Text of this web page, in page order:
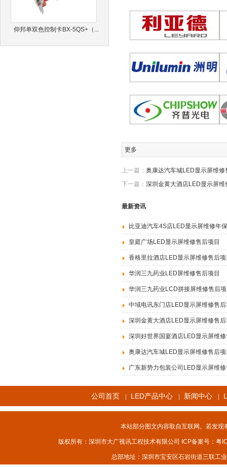
仰邦单双色控制卡BX-5QS+（...
更多
上一篇： 奥康达汽车城LED显示屏维修
下一篇： 深圳金黄大酒店LED显示屏维
最新资讯
比亚迪汽车4S店LED显示屏维修年
皇庭广场LED显示屏维修售后项目
香格里拉酒店LED显示屏维修售后
华润三九药业LED屏维修售后项目
华润三九药业LCD拼接屏维修售后
中域电讯东门店LED显示屏维修售
深圳金黄大酒店LED显示屏维修售
深圳好世界国宴酒店LED显示屏维
奥康达汽车城LED显示屏维修售后
广东新势力包装公司LED显示屏维
公司首页 LED产品中心 新闻中心
本站部分图文内容取自互联网。若发
版权所有：深圳市大广视讯工程技术有限公司 ICP备案号： 粤
总部地址：深圳市宝安区石岩街道三联工